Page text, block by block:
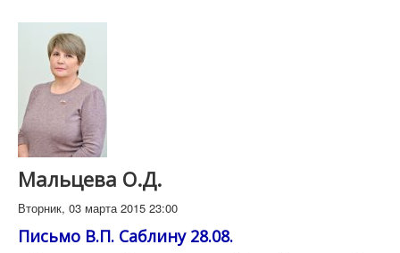
Мальцева О.Д.
Вторник, 03 марта 2015 23:00
Письмо В.П. Саблину 28.08.